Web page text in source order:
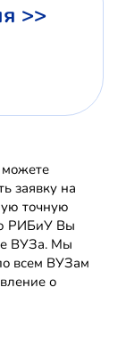
>>
заявку на
точную
РИБиУ Вы
ВУЗа. Мы
всем ВУЗам
о